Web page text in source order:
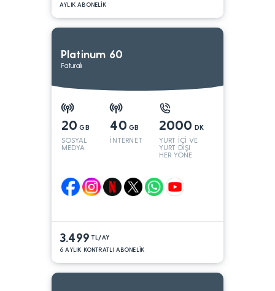
AYLIK ABONELİK
Platinum 60
Faturalı
20 GB
SOSYAL
MEDYA
40 GB
İNTERNET
2000 DK
YURT İÇİ VE
YURT DIŞI
HER YÖNE
3.499 TL/AY
6 AYLIK KONTRATLI ABONELİK